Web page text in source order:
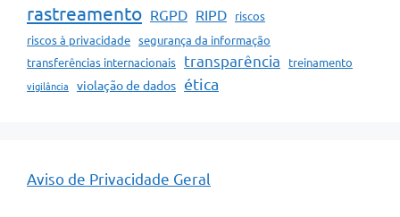
rastreamento RGPD RIPD riscos
riscos à privacidade segurança da informação
transferências internacionais transparência treinamento
vigilância violação de dados ética
Aviso de Privacidade Geral